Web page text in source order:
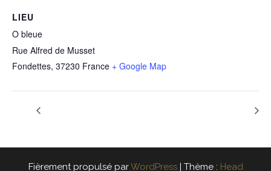
LIEU
O bleue
Rue Alfred de Musset
Fondettes, 37230 France + Google Map
Fièrement propulsé parWordPress | Thème : Head